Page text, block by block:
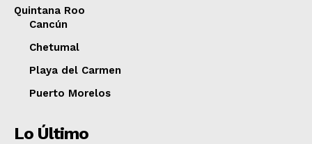
Quintana Roo
Cancún
Chetumal
Playa del Carmen
Puerto Morelos
Lo Último